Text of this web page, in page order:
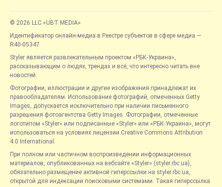
© 2026 LLC «UBT MEDIA»
Идентификатор онлайн-медиа в Реестре субъектов в сфере медиа —
R40-05347
Styler является развлекательным проектом «РБК-Украина»,
рассказывающим о людях, трендах и всё, что интересно читать вне
новостей.
Фотографии, иллюстрации и другие изображения принадлежат их
правообладателям. Использование фотографий, отмеченных Getty
Images, допускается исключительно при наличии письменного
разрешения фотоагентства Getty Images. Фотографии, отмеченные
логотипом «Styler» или подписанные «Styler» или «РБК-Украина», могут
использоваться на условиях лицензии Creative Commons Attribution
4.0 International.
При полном или частичном воспроизведении информационных
материалов, опубликованных на вебсайте «Styler» (styler.rbc.ua),
обязательно размещение активной гиперссылки на styler.rbc.ua,
открытой для индексации поисковыми системами. Такая гиперссылка